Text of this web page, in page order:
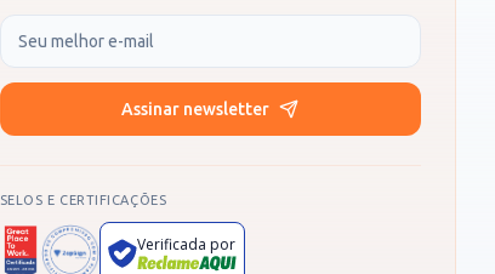
Seu e-mail
Assinar newsletter
SELOS E CERTIFICAÇÕES
Verificada por